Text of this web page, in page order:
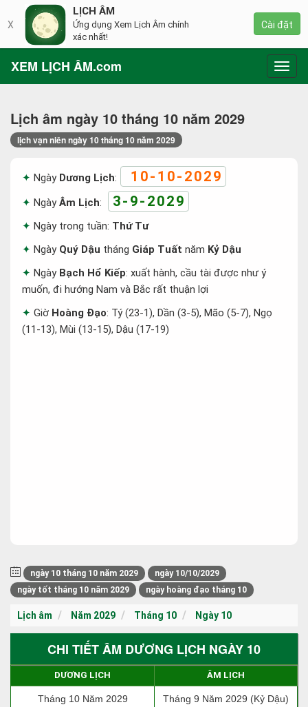
XEM LỊCH ÂM.com
Lịch âm ngày 10 tháng 10 năm 2029
lịch vạn niên ngày 10 tháng 10 năm 2029
Ngày Dương Lịch: 10-10-2029
NgàyÂm Lịch: 3-9-2029
Ngày trong tuần: Thứ Tư
Ngày Quý Dậu tháng Giáp Tuất năm Kỷ Dậu
Ngày Bạch Hổ Kiếp: xuất hành, cầu tài được như ý
muốn, đi hướng Nam và Bắc rất thuận lợi
Giờ Hoàng Đạo: Tý (23-1), Dần (3-5), Mão (5-7), Ngọ
(11-13), Mùi (13-15), Dậu (17-19)
ngày 10 tháng 10 năm 2029
ngày 10/10/2029
ngày tốt tháng 10 năm 2029
ngày hoàng đạo tháng 10
Lịch âm Năm 2029 Tháng 10 Ngày 10
CHI TIẾT ÂM DƯƠNG LỊCH NGÀY 10
DƯƠNG LỊCH ÂM LỊCH
Tháng 10 Năm 2029 Tháng 9 Năm 2029 (Kỷ Dậu)
X
LỊCH ÂM
Ứng dụng Xem Lịch Âm chính
xác nhất!
Cài đặt